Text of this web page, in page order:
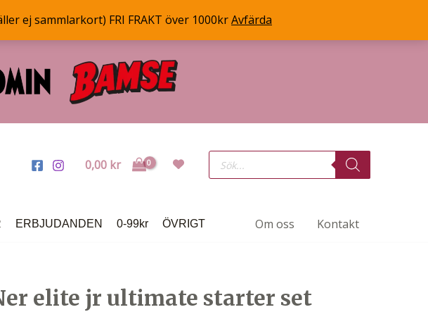
ej sammlarkort) FRI FRAKT över 1000krAvfärda
0,00 kr
Products
search
ERBJUDANDEN 0-99kr ÖVRIGT Om oss Kontakt
elite jr ultimate starter set